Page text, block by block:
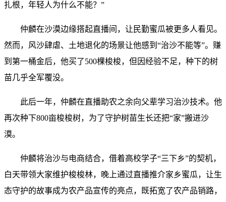
扎根，年轻人为什么不能？”
仲麟在沙漠边缘搭起直播间，让民勤蜜瓜被更多人看见。
然而，风沙肆虐、土地退化的场景让他感到“治沙不能等”。赚
到第一桶金后，他买了500棵梭梭，但因经验不足，种下的树
苗几乎全军覆没。
此后一年，仲麟在直播助农之余向父辈学习治沙技术。他
再次种下800亩梭梭树，为了守护树苗生长还把“家”搬进沙
漠。
仲麟将治沙与电商结合，借着高校学子“三下乡”的契机，
白天带领大家维护梭梭林，晚上通过直播推介家乡蜜瓜，让生
态守护的故事成为农产品宣传的亮点，既拓宽了农产品销路，